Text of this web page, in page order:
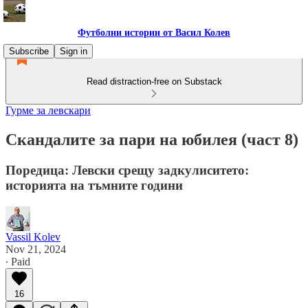
Футболни истории от Васил Колев
Subscribe
Sign in
Read distraction-free on Substack
Гурме за левскари
Скандалите за пари на юбилея (част 8)
Поредица: Левски срещу задкулиситето:
историята на тъмните години
Vassil Kolev
Nov 21, 2024
∙ Paid
16